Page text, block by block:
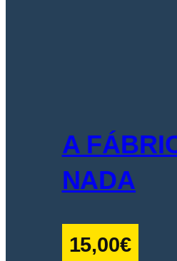
A
NADA
15,00€